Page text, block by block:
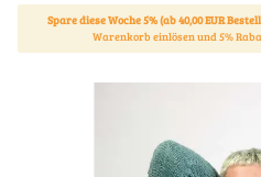
Spare diese Woche 5% (ab 40,00 EUR
Warenkorb einlösen und 5%